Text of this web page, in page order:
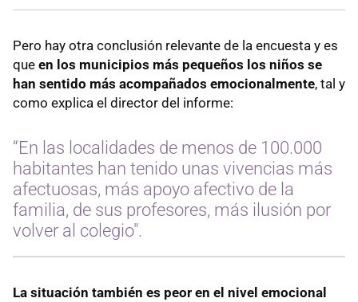
Pero hay otra conclusión relevante de la encuesta y es
que en los municipios más pequeños los niños se
han sentido más acompañados emocionalmente, tal y
como explica el director del informe:
“En las localidades de menos de 100.000
habitantes han tenido unas vivencias más
afectuosas, más apoyo afectivo de la
familia, de sus profesores, más ilusión por
volver al colegio".
La situación también es peor en el nivel emocional